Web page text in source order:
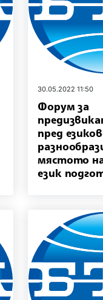
30.05.2022 11:50
Форум за
пред
мястото
език